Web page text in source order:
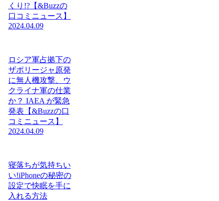
くり!?【&Buzzの
口コミニュース】
2024.04.09
ロシア軍占拠下の
ザポリージャ原発
に無人機攻撃、ウ
クライナ軍の仕業
か？ IAEA が緊急
発表【&Buzzの口
コミニュース】
2024.04.09
寝落ちが気持ちい
い!iPhoneの秘密の
設定で快眠を手に
入れる方法